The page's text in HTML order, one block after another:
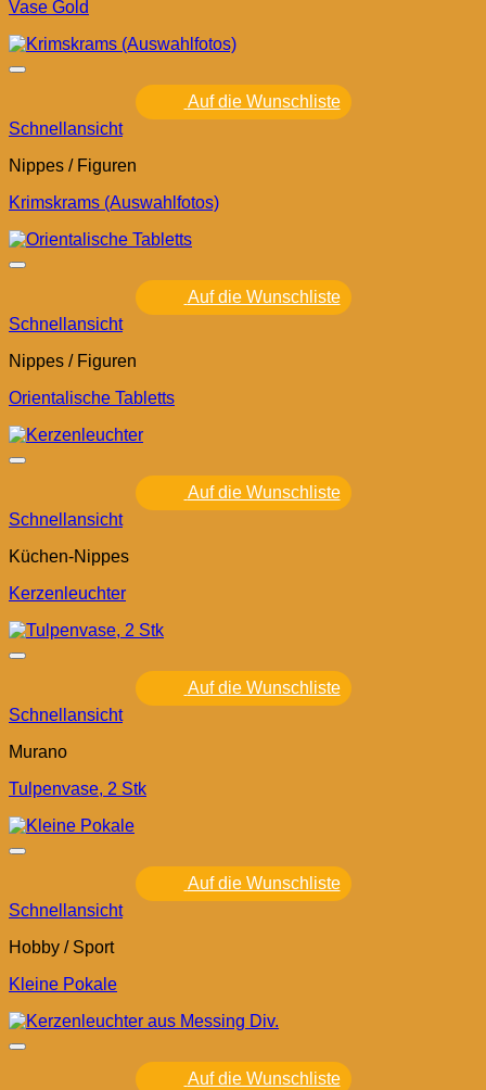
Vase Gold
Auf die Wunschliste
Schnellansicht
Nippes / Figuren
Krimskrams (Auswahlfotos)
Auf die Wunschliste
Schnellansicht
Nippes / Figuren
Orientalische Tabletts
Auf die Wunschliste
Schnellansicht
Küchen-Nippes
Kerzenleuchter
Auf die Wunschliste
Schnellansicht
Murano
Tulpenvase, 2 Stk
Auf die Wunschliste
Schnellansicht
Hobby / Sport
Kleine Pokale
Auf die Wunschliste